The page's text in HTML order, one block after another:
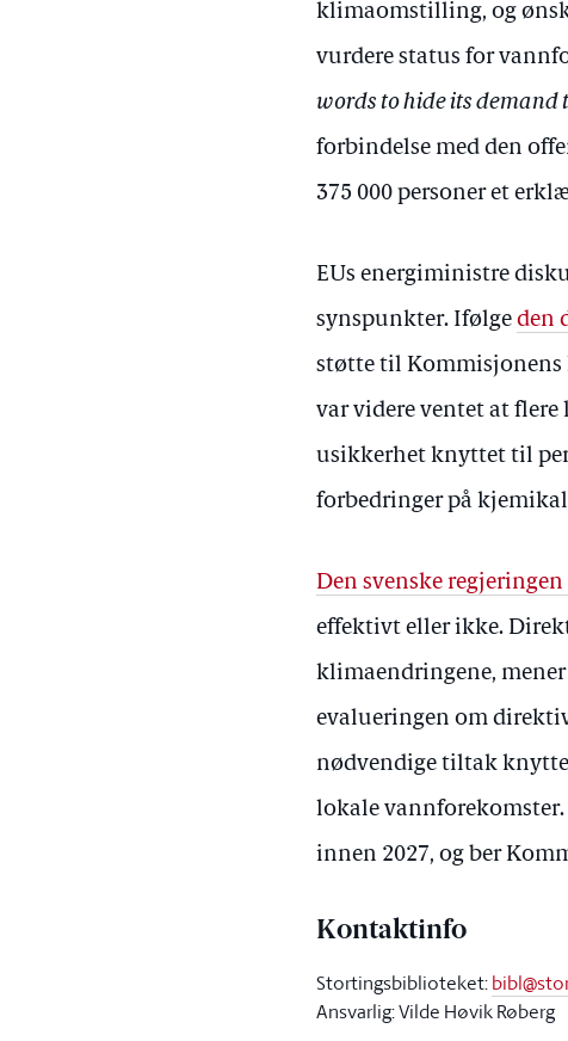
klimaomstilling, og
vurdere status for
words to hide its
forbindelse med den
375 000 personer et
EUs energiministre
synspunkter. Ifølgeden
støtte til Kommisjonens
var videre ventet at
usikkerhet knyttet til
forbedringer på
Den svenske
effektivt eller ikke.
klimaendringene,
evalueringen om
nødvendige tiltak
lokale
innen 2027, og ber
Kontaktinfo
Stortingsbiblioteket:
Ansvarlig: Vilde Høvik Røberg